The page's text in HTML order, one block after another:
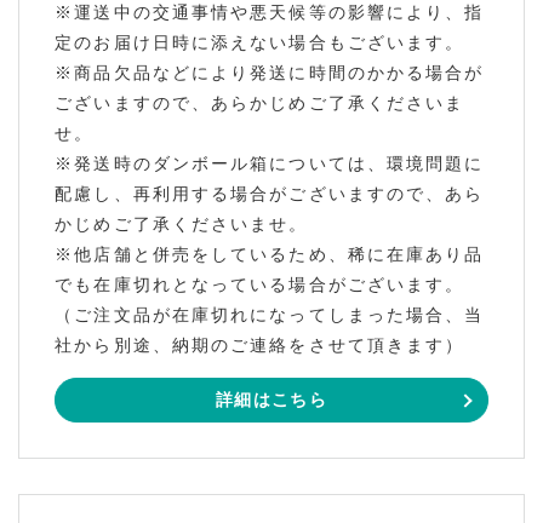
※運送中の交通事情や悪天候等の影響により、指
定のお届け日時に添えない場合もございます。
※商品欠品などにより発送に時間のかかる場合が
ございますので、あらかじめご了承くださいま
せ。
※発送時のダンボール箱については、環境問題に
配慮し、再利用する場合がございますので、あら
かじめご了承くださいませ。
※他店舗と併売をしているため、稀に在庫あり品
でも在庫切れとなっている場合がございます。
（ご注文品が在庫切れになってしまった場合、当
社から別途、納期のご連絡をさせて頂きます）
詳細はこちら